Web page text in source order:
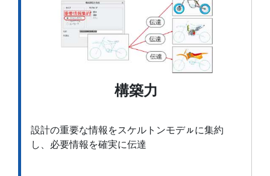
構築力
設計の重要な情報をスケルトンモデㇽに集約
し、必要情報を確実に伝達